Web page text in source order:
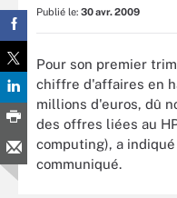
Publié le: 30 avr. 2009
Pour son premier
chiffre d'affaires en
millions d'euros, dû
des offres liées au
computing), a
communiqué.